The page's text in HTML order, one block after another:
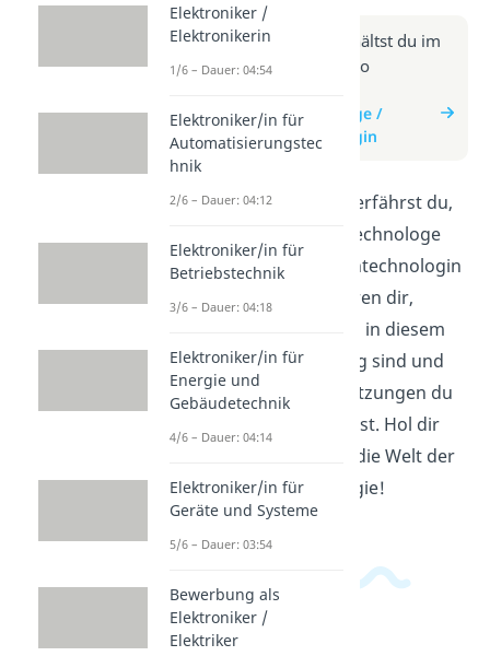
Weitere Infos erhältst du im
Beitrag zum Video
Medientechnologe /
Medientechnologin
In diesem Video erfährst du,
was ein Medientechnologe
bzw. eine Medientechnologin
macht. Wir erklären dir,
welche Aufgaben in diesem
Berufsbild wichtig sind und
welche Voraussetzungen du
mitbringen solltest. Hol dir
einen Einblick in die Welt der
Medientechnologie!
Elektroniker /
Elektronikerin
1/6 – Dauer: 04:54
Elektroniker/in für
Automatisierungstec
hnik
2/6 – Dauer: 04:12
Elektroniker/in für
Betriebstechnik
3/6 – Dauer: 04:18
Elektroniker/in für
Energie und
Gebäudetechnik
4/6 – Dauer: 04:14
Elektroniker/in für
Geräte und Systeme
5/6 – Dauer: 03:54
Bewerbung als
Elektroniker /
Elektriker